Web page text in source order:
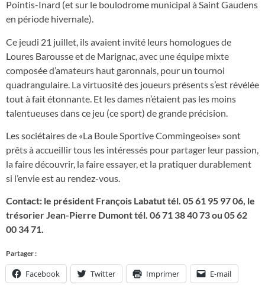
Pointis-Inard (et sur le boulodrome municipal à Saint Gaudens
en période hivernale).
Ce jeudi 21 juillet, ils avaient invité leurs homologues de
Loures Barousse et de Marignac, avec une équipe mixte
composée d’amateurs haut garonnais, pour un tournoi
quadrangulaire. La virtuosité des joueurs présents s’est révélée
tout à fait étonnante. Et les dames n’étaient pas les moins
talentueuses dans ce jeu (ce sport) de grande précision.
Les sociétaires de «La Boule Sportive Commingeoise» sont
prêts à accueillir tous les intéressés pour partager leur passion,
la faire découvrir, la faire essayer, et la pratiquer durablement
si l’envie est au rendez-vous.
Contact: le président François Labatut tél. 05 61 95 97 06, le
trésorier Jean-Pierre Dumont tél. 06 71 38 40 73 ou 05 62
00 34 71.
Partager :
Facebook Twitter Imprimer E-mail